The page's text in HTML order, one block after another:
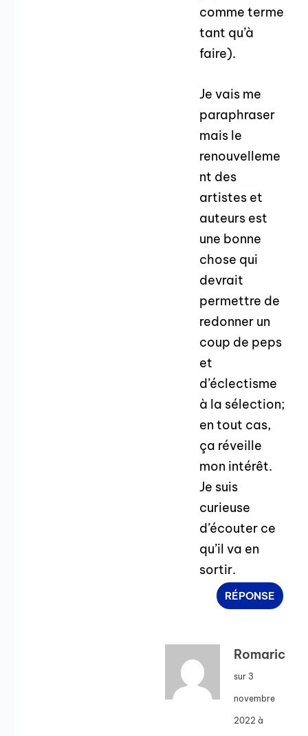
comme terme
tant qu’à
faire).
Je vais me
paraphraser
mais le
renouvelleme
nt des
artistes et
auteurs est
une bonne
chose qui
devrait
permettre de
redonner un
coup de peps
et
d’éclectisme
à la sélection;
en tout cas,
ça réveille
mon intérêt.
Je suis
curieuse
d’écouter ce
qu’il va en
sortir.
RÉPONSE
Romaric
sur 3
novembre
2022 à